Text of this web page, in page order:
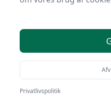
2025 -
produkter
Velkommen til
kabelsamlere på
Privatlivspolitik